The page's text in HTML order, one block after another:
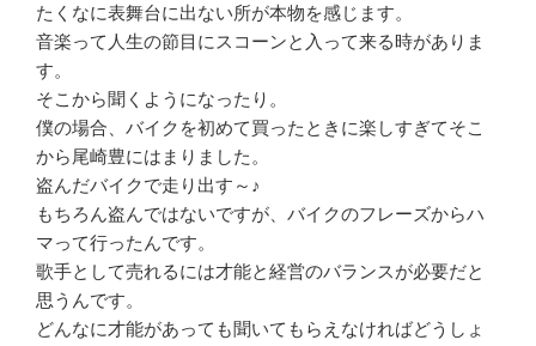
たくなに表舞台に出ない所が本物を感じます。
音楽って人生の節目にスコーンと入って来る時がありま
す。
そこから聞くようになったり。
僕の場合、バイクを初めて買ったときに楽しすぎてそこ
から尾崎豊にはまりました。
盗んだバイクで走り出す～♪
もちろん盗んではないですが、バイクのフレーズからハ
マって行ったんです。
歌手として売れるには才能と経営のバランスが必要だと
思うんです。
どんなに才能があっても聞いてもらえなければどうしょ